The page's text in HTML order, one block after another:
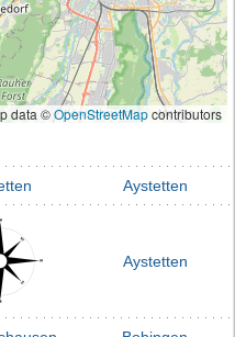
data ©OpenStreetMapcontributors
Aystetten
Aystetten